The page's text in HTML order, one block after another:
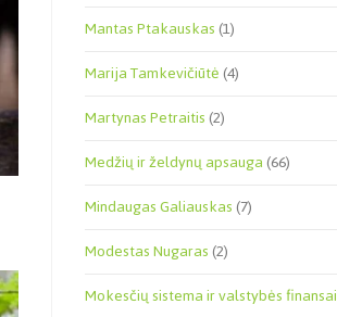
Mantas Ptakauskas(1)
Marija Tamkevičiūtė(4)
Martynas Petraitis(2)
Medžių ir želdynų apsauga(66)
Mindaugas Galiauskas(7)
Modestas Nugaras(2)
Mokesčių sistema ir valstybės finansai